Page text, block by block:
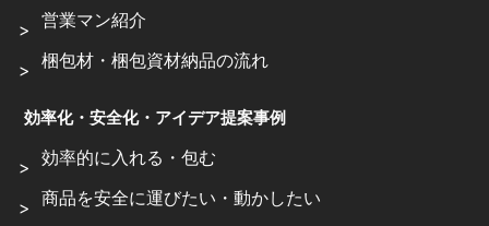
営業マン紹介
梱包材・梱包資材納品の流れ
効率化・安全化・アイデア提案事例
効率的に入れる・包む
商品を安全に運びたい・動かしたい